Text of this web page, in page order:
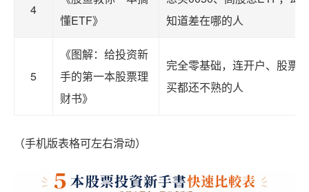
4
懂ETF》
知道差在哪的人
5
《图解：给投资新
手的第一本股票理
财书》
完全零基础，连开户、股票
买都还不熟的人
（手机版表格可左右滑动）